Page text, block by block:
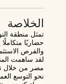
الخلاصة
تمثل منطقة
حضاريًا
والفرص
لقد ساهمت
مصر من خلال
نحو التوسع